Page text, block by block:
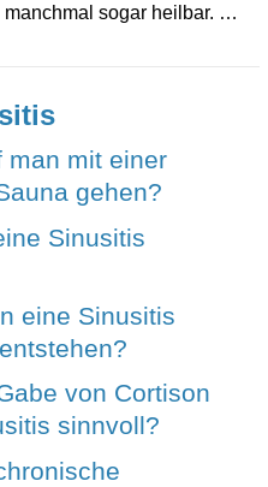
manchmal sogar heilbar. …
man mit einer
gehen?
Sinusitis
eine Sinusitis
von Cortison
sinnvoll?